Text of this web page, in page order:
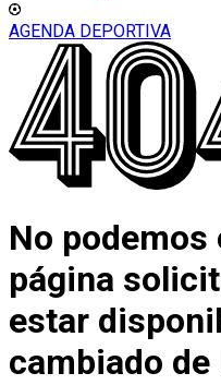
AGENDA DEPORTIVA
No podemos
página
estar
cambiado de